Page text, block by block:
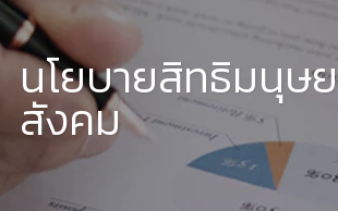
นโยบายสิทธิมนุษ
สังคม